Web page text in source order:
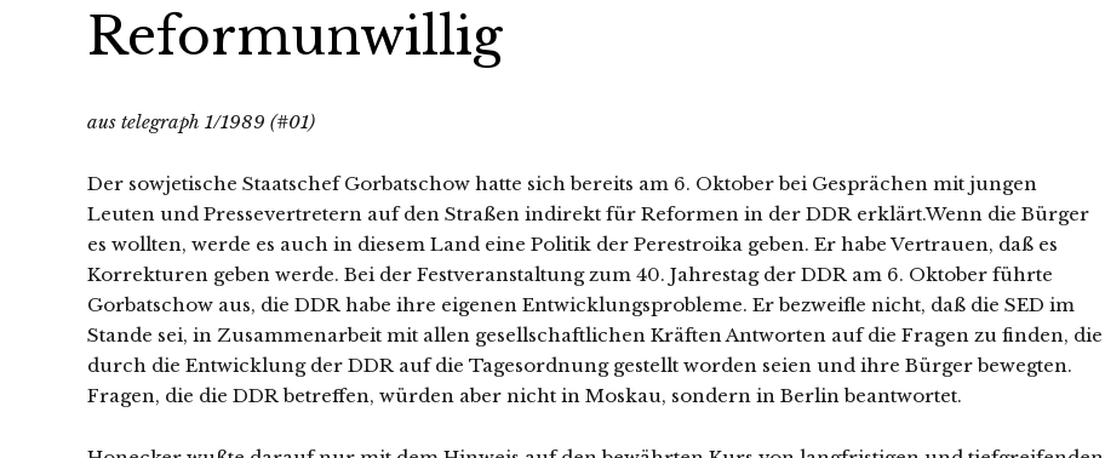
Reformunwillig
aus telegraph 1/1989 (#01)
Der sowjetische Staatschef Gorbatschow hatte sich bereits am 6. Oktober bei Gesprächen mit jungen
Leuten und Pressevertretern auf den Straßen indirekt für Reformen in der DDR erklärt.Wenn die Bürger
es wollten, werde es auch in diesem Land eine Politik der Perestroika geben. Er habe Vertrauen, daß es
Korrekturen geben werde. Bei der Festveranstaltung zum 40. Jahrestag der DDR am 6. Oktober führte
Gorbatschow aus, die DDR habe ihre eigenen Entwicklungsprobleme. Er bezweifle nicht, daß die SED im
Stande sei, in Zusammenarbeit mit allen gesellschaftlichen Kräften Antworten auf die Fragen zu finden, die
durch die Entwicklung der DDR auf die Tagesordnung gestellt worden seien und ihre Bürger bewegten.
Fragen, die die DDR betreffen, würden aber nicht in Moskau, sondern in Berlin beantwortet.